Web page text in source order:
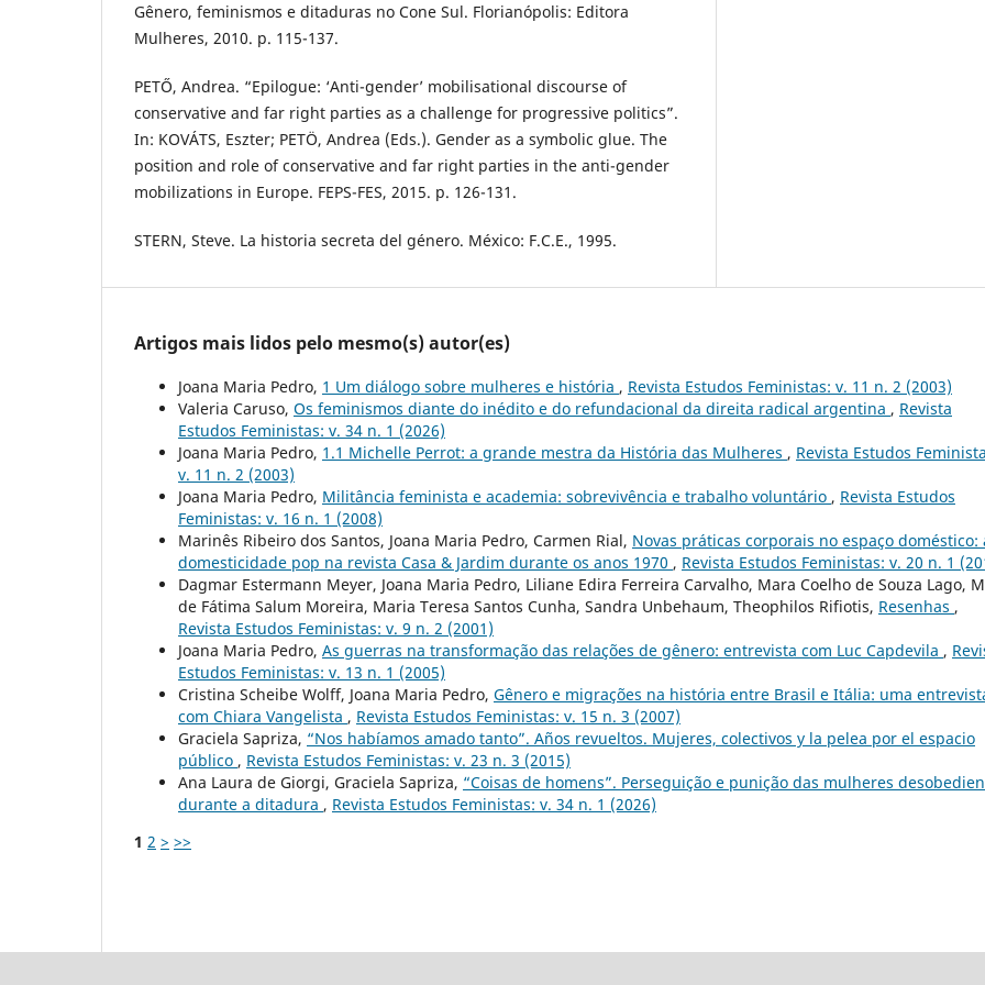
Gênero, feminismos e ditaduras no Cone Sul. Florianópolis: Editora
Mulheres, 2010. p. 115-137.
PETŐ, Andrea. “Epilogue: ‘Anti-gender’ mobilisational discourse of
conservative and far right parties as a challenge for progressive politics”.
In: KOVÁTS, Eszter; PETÖ, Andrea (Eds.). Gender as a symbolic glue. The
position and role of conservative and far right parties in the anti-gender
mobilizations in Europe. FEPS-FES, 2015. p. 126-131.
STERN, Steve. La historia secreta del género. México: F.C.E., 1995.
Artigos mais lidos pelo mesmo(s) autor(es)
Joana Maria Pedro, 1 Um diálogo sobre mulheres e história , Revista Estudos Feministas: v. 11 n. 2 (2003)
Valeria Caruso, Os feminismos diante do inédito e do refundacional da direita radical argentina , Revista
Estudos Feministas: v. 34 n. 1 (2026)
Joana Maria Pedro, 1.1 Michelle Perrot: a grande mestra da História das Mulheres , Revista Estudos
v. 11 n. 2 (2003)
Joana Maria Pedro, Militância feminista e academia: sobrevivência e trabalho voluntário , Revista Estudos
Feministas: v. 16 n. 1 (2008)
Marinês Ribeiro dos Santos, Joana Maria Pedro, Carmen Rial, Novas práticas corporais no espaço doméstico:
domesticidade pop na revista Casa & Jardim durante os anos 1970 , Revista Estudos Feministas: v. 20 n. 1
Dagmar Estermann Meyer, Joana Maria Pedro, Liliane Edira Ferreira Carvalho, Mara Coelho de Souza Lago,
de Fátima Salum Moreira, Maria Teresa Santos Cunha, Sandra Unbehaum, Theophilos Rifiotis, Resenhas ,
Revista Estudos Feministas: v. 9 n. 2 (2001)
Joana Maria Pedro, As guerras na transformação das relações de gênero: entrevista com Luc Capdevila ,
Estudos Feministas: v. 13 n. 1 (2005)
Cristina Scheibe Wolff, Joana Maria Pedro, Gênero e migrações na história entre Brasil e Itália: uma
com Chiara Vangelista , Revista Estudos Feministas: v. 15 n. 3 (2007)
Graciela Sapriza, “Nos habíamos amado tanto”. Años revueltos. Mujeres, colectivos y la pelea por el espacio
público , Revista Estudos Feministas: v. 23 n. 3 (2015)
Ana Laura de Giorgi, Graciela Sapriza, “Coisas de homens”. Perseguição e punição das mulheres
durante a ditadura , Revista Estudos Feministas: v. 34 n. 1 (2026)
1 2 > >>